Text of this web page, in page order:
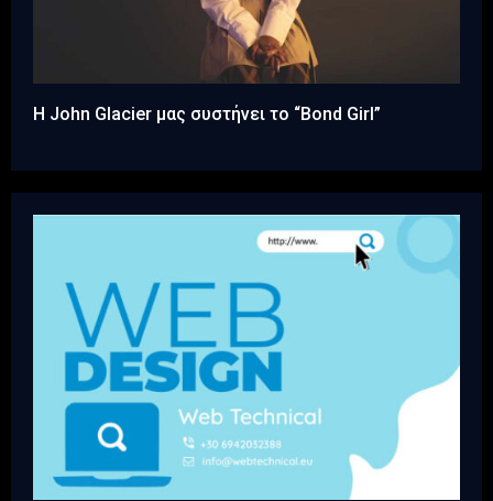
Η John Glacier μας συστήνει το “Bond Girl”